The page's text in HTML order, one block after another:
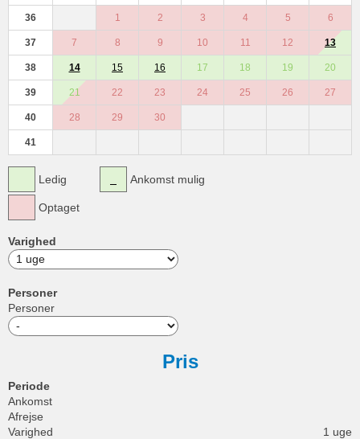
36 1 2 3 4 5 6
37 7 8 9 10 11 12 13
38 14 15 16 17 18 19 20
39 21 22 23 24 25 26 27
40 28 29 30
41
Ledig
Optaget
Ankomst mulig
Varighed
Personer
Personer
Pris
Periode
Ankomst
Afrejse
Varighed
1 uge